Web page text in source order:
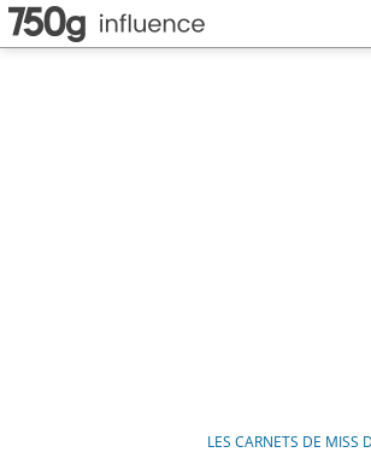
LES CARNETS DE MISS